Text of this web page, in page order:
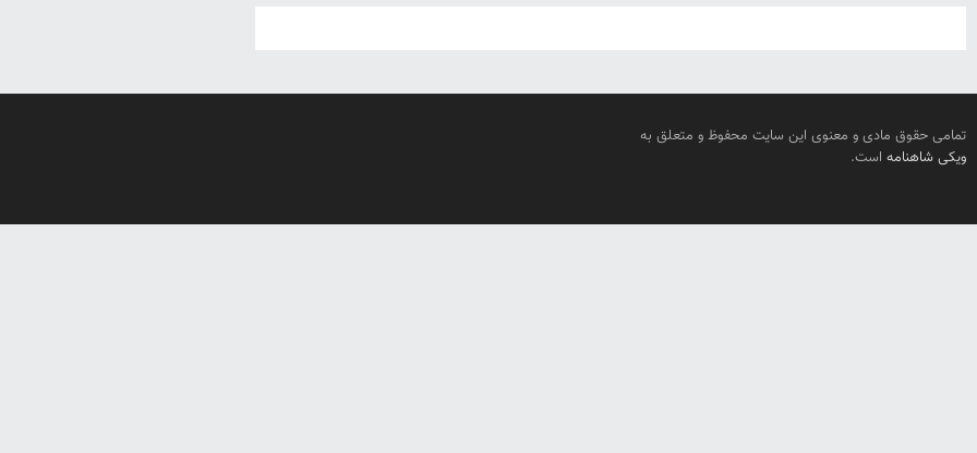
تمامی حقوق مادی و معنوی این سایت محفوظ و متعلق به
ویکی شاهنامه است.